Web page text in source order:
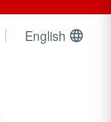
English